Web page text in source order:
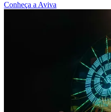
Conheça a Aviva